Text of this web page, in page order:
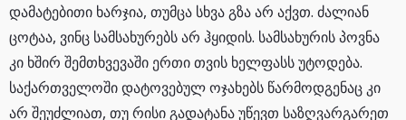
დამატებითი ხარჯია, თუმცა სხვა გზა არ აქვთ. ძალიან
ცოტაა, ვინც სამსახურებს არ ჰყიდის. სამსახურის პოვნა
კი ხშირ შემთხვევაში ერთი თვის ხელფასს უტოდება.
საქართველოში დატოვებულ ოჯახებს წარმოდგენაც კი
არ შეუძლიათ, თუ რისი გადატანა უწევთ საზღვარგარეთ